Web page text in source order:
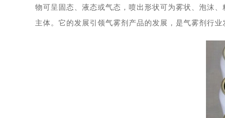
物可呈固态、液态或气态，喷出形状可为雾状、泡沫
主体。它的发展引领气雾剂产品的发展，是气雾剂行业